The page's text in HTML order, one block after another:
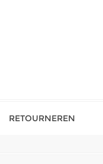
RETOURNEREN